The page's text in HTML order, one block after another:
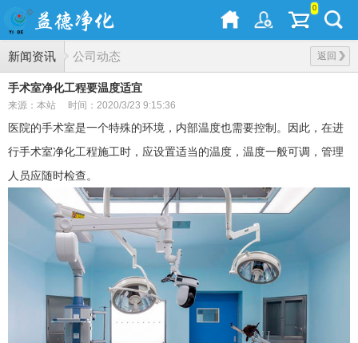
0
新闻资讯 返回
公司动态
手术室净化工程要温度适宜
来源：本站 时间：2020/3/23 9:15:36
医院的手术室是一个特殊的环境，内部温度也需要控制。因此，在进
行手术室净化工程施工时，应设置适当的温度，温度一般可调，管理
人员应随时检查。